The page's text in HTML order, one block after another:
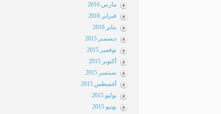
مارس 2016
فبراير 2016
يناير 2016
ديسمبر 2015
نوفمبر 2015
أكتوبر 2015
سبتمبر 2015
أغسطس 2015
يوليو 2015
يونيو 2015